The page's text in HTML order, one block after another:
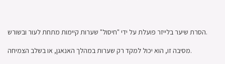
הסרת שיער בלייזר פועלת על ידי "חיסול" שערות קיימות מתחת לעור ובשורש.
מסיבה זו, הוא יכול למקד רק שערות במהלך האנאגן, או בשלב הצמיחה.